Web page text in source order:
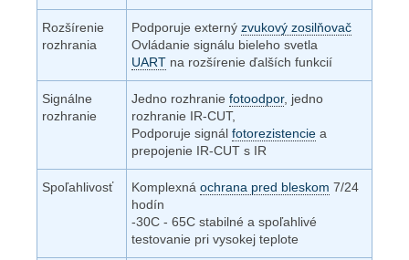
Rozšírenie
rozhrania
Podporuje externý zvukový zosilňovač
Ovládanie signálu bieleho svetla
UART na rozšírenie ďalších funkcií
Signálne
rozhranie
Jedno rozhranie fotoodpor, jedno
rozhranie IR-CUT,
Podporuje signál fotorezistencie a
prepojenie IR-CUT s IR
Spoľahlivosť Komplexná ochrana pred bleskom 7/24
hodín
-30C - 65C stabilné a spoľahlivé
testovanie pri vysokej teplote